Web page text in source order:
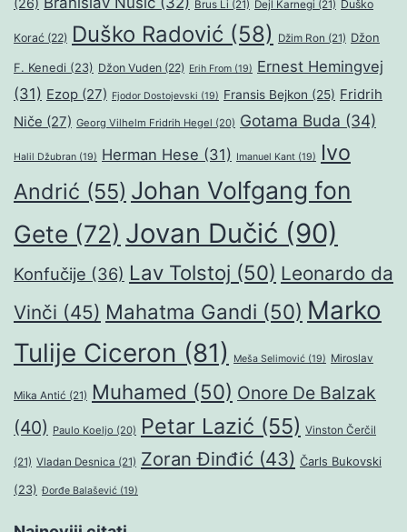
(26) Brus Li (21) Dejl Karnegi (21) Duško
Korać (22) Duško Radović (58) Džim Ron (21) Džon
F. Kenedi (23) Džon Vuden (22) Erih From (19) Ernest Hemingvej
(31) Ezop (27) Fjodor Dostojevski (19) Fransis Bejkon (25) Fridrih
Niče (27) Georg Vilhelm Fridrih Hegel (20) Gotama Buda (34)
Halil Džubran (19) Herman Hese (31) Imanuel Kant (19)
Ivo
Andrić (55) Johan Volfgang fon
Gete (72) Jovan Dučić (90)
Konfučije (36) Lav Tolstoj (50) Leonardo da
Vinči (45) Mahatma Gandi (50) Marko
Tulije Ciceron (81) Meša Selimović (19) Miroslav
Mika Antić (21) Muhamed (50) Onore De Balzak
(40) Paulo Koeljo (20) Petar Lazić (55) Vinston Čerčil
(21) Vladan Desnica (21) Zoran Đinđić (43) Čarls Bukovski
(23) Đorđe Balašević (19)